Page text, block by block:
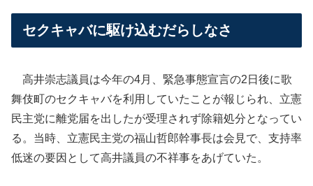
セクキャバに駆け込むだらしなさ
高井崇志議員は今年の4月、緊急事態宣言の2日後に歌
舞伎町のセクキャバを利用していたことが報じられ、立憲
民主党に離党届を出したが受理されず除籍処分となってい
る。当時、立憲民主党の福山哲郎幹事長は会見で、支持率
低迷の要因として高井議員の不祥事をあげていた。